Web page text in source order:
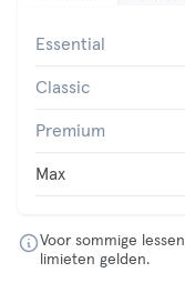
Essential
Classic
Premium
Max
Voor sommige
limieten gelden.